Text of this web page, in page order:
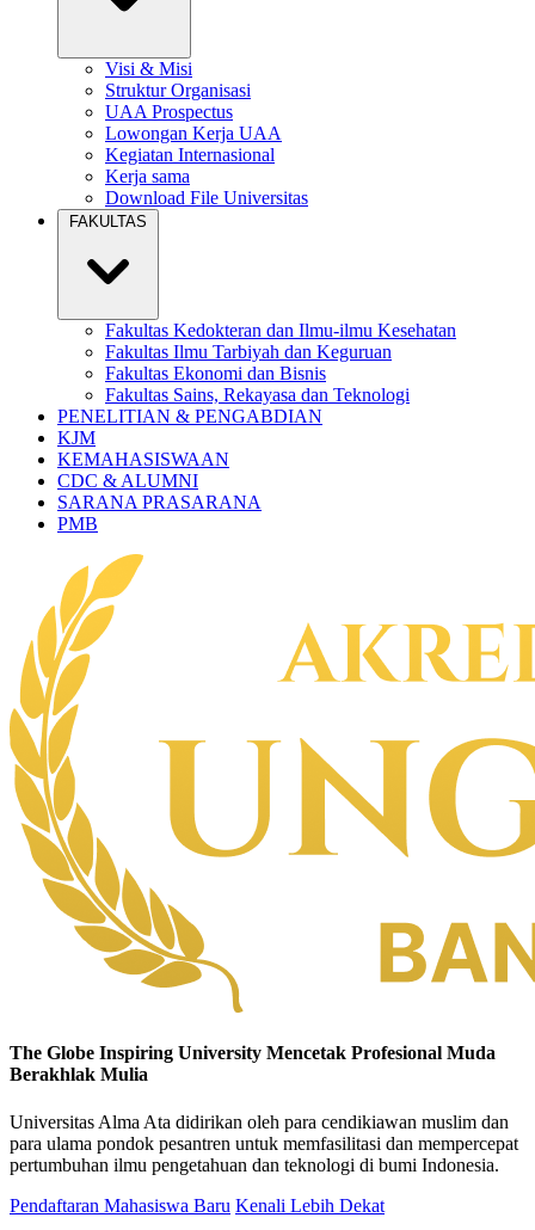
Visi & Misi
Struktur Organisasi
UAA Prospectus
Lowongan Kerja UAA
Kegiatan Internasional
Kerja sama
Download File Universitas
FAKULTAS
Fakultas Kedokteran dan Ilmu-ilmu Kesehatan
Fakultas Ilmu Tarbiyah dan Keguruan
Fakultas Ekonomi dan Bisnis
Fakultas Sains, Rekayasa dan Teknologi
PENELITIAN & PENGABDIAN
KJM
KEMAHASISWAAN
CDC & ALUMNI
SARANA PRASARANA
PMB
The Globe Inspiring University Mencetak Profesional Muda
Berakhlak Mulia
Universitas Alma Ata didirikan oleh para cendikiawan muslim dan
para ulama pondok pesantren untuk memfasilitasi dan mempercepat
pertumbuhan ilmu pengetahuan dan teknologi di bumi Indonesia.
Pendaftaran Mahasiswa Baru Kenali Lebih Dekat